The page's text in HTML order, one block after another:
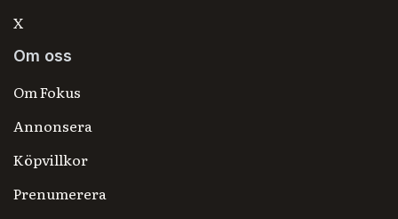
X
Om oss
Om Fokus
Annonsera
Köpvillkor
Prenumerera